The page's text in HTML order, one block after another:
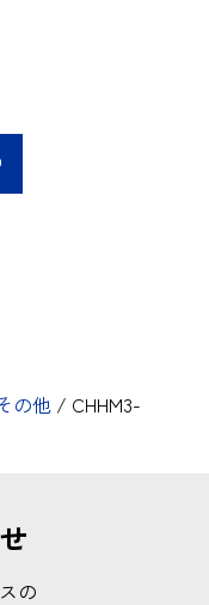
の他 / CHHM3-
の